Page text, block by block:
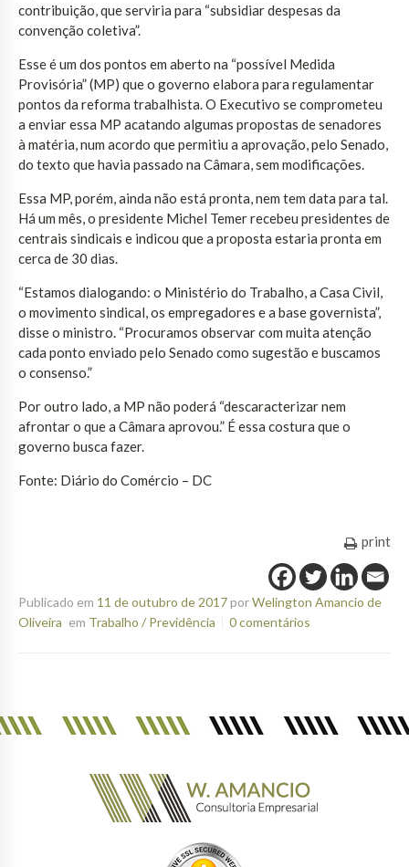
contribuição, que serviria para “subsidiar despesas da
convenção coletiva”.
Esse é um dos pontos em aberto na “possível Medida
Provisória” (MP) que o governo elabora para regulamentar
pontos da reforma trabalhista. O Executivo se comprometeu
a enviar essa MP acatando algumas propostas de senadores
à matéria, num acordo que permitiu a aprovação, pelo Senado,
do texto que havia passado na Câmara, sem modificações.
Essa MP, porém, ainda não está pronta, nem tem data para tal.
Há um mês, o presidente Michel Temer recebeu presidentes de
centrais sindicais e indicou que a proposta estaria pronta em
cerca de 30 dias.
“Estamos dialogando: o Ministério do Trabalho, a Casa Civil,
o movimento sindical, os empregadores e a base governista”,
disse o ministro. “Procuramos observar com muita atenção
cada ponto enviado pelo Senado como sugestão e buscamos
o consenso.”
Por outro lado, a MP não poderá “descaracterizar nem
afrontar o que a Câmara aprovou.” É essa costura que o
governo busca fazer.
Fonte: Diário do Comércio – DC
print
Publicado em 11 de outubro de 2017porWelington Amancio de
Oliveira em Trabalho / Previdência 0 comentários